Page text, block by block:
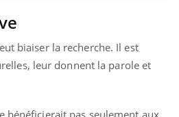
biaiser la recherche. Il est
leur donnent la parole et
bénéficierait pas seulement aux